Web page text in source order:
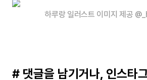
하루랑 일러스트 이미지 제공
# 댓글을 남기거나, 인스타